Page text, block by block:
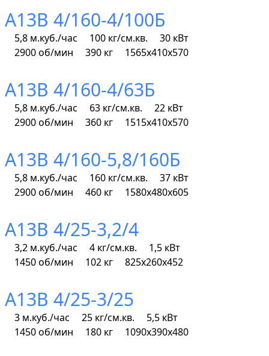
А13В 4/160-4/100Б
5,8 м.куб./час 100 кг/см.кв.
30 кВт
2900 об/мин
390 кг 1565х410х570
А13В 4/160-4/63Б
5,8 м.куб./час 63 кг/см.кв.
22 кВт
2900 об/мин
360 кг 1515х410х570
А13В 4/160-5,8/160Б
5,8 м.куб./час 160 кг/см.кв.
37 кВт
2900 об/мин
460 кг 1580х480х605
А13В 4/25-3,2/4
3,2 м.куб./час 4 кг/см.кв.
1,5 кВт
1450 об/мин
102 кг 825х260х452
А13В 4/25-3/25
3 м.куб./час 25 кг/см.кв.
5,5 кВт
1450 об/мин
180 кг 1090х390х480